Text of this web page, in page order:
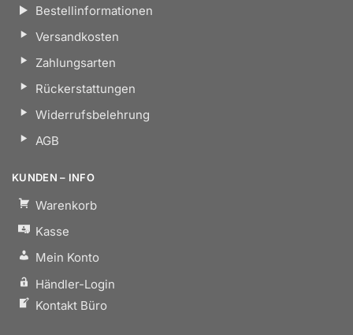
Bestellinformationen
Versandkosten
Zahlungsarten
Rückerstattungen
Widerrufsbelehrung
AGB
KUNDEN – INFO
Warenkorb
Kasse
Mein Konto
Händler-Login
Kontakt Büro